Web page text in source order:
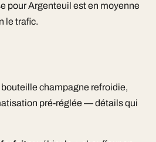
pour Argenteuil est en moyenne
le trafic.
champagne refroidie,
pré-réglée — détails qui